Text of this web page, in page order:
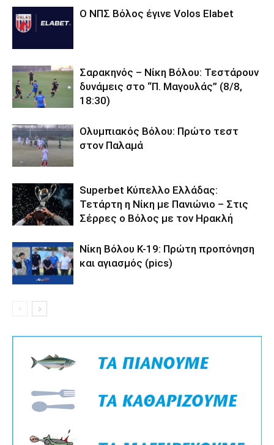
O ΝΠΣ Βόλος έγινε Volos Elabet
Σαρακηνός – Νίκη Βόλου: Τεστάρουν
δυνάμεις στο “Π. Μαγουλάς” (8/8,
18:30)
Ολυμπιακός Βόλου: Πρώτο τεστ
στον Παλαμά
Superbet Κύπελλο Ελλάδας:
Τετάρτη η Νίκη με Πανιώνιο – Στις
Σέρρες ο Βόλος με τον Ηρακλή
Νίκη Βόλου Κ-19: Πρώτη προπόνηση
και αγιασμός (pics)